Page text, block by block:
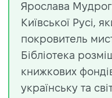
Ярослава
Київської Русі,
покровитель
Бібліотека
книжкових
українську та